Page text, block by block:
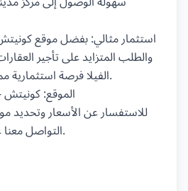
الفيلا فرصة استثمارية
التواصل